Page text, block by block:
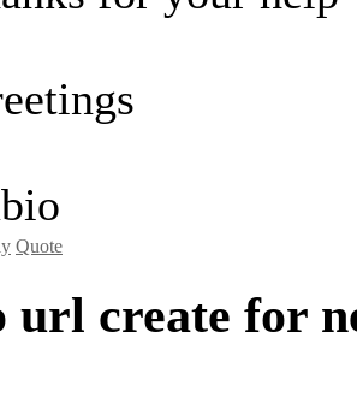
Quote
url create for